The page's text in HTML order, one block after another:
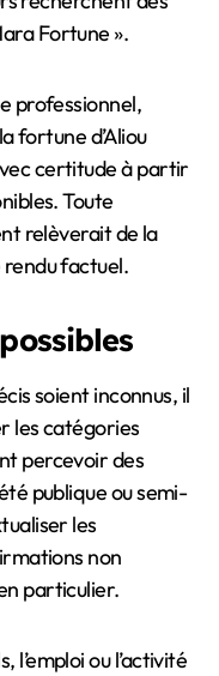
Fortune ».
professionnel,
fortune d’Aliou
certitude à partir
Toute
relèverait de la
factuel.
soient inconnus, il
les catégories
percevoir des
publique ou semi-
les
non
particulier.
l’emploi ou l’activité